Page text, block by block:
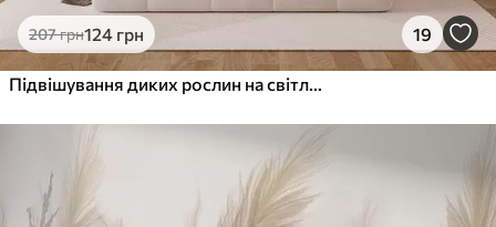
207грн124 грн 19